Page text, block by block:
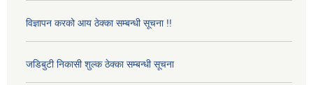
विज्ञापन करको आय ठेक्का सम्बन्धी सूचना !!
जडिबुटी निकासी शुल्क ठेक्का सम्बन्धी सूचना